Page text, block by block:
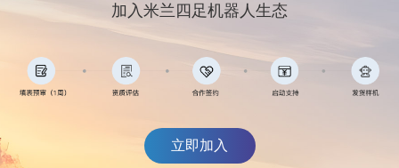
加入米兰四足机器人生态
立即加入